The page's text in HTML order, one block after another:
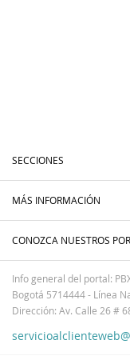
SECCIONES
MÁS INFORMACIÓN
CONOZCA NUESTROS
Info general del portal:
Bogotá 5714444 - Línea
Dirección: Av. Calle 26 #